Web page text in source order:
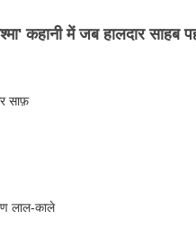
कहानी में जब हालदार साहब
साफ़
लाल-काले